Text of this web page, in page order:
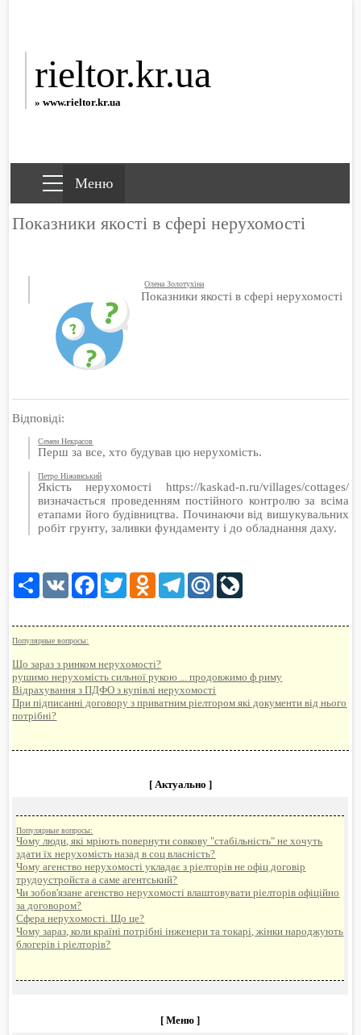
rieltor.kr.ua
» www.rieltor.kr.ua
Показники якості в сфері нерухомості
Олена Золотухіна
Показники якості в сфері нерухомості
Відповіді:
Семен Некрасов
Перш за все, хто будував цю нерухомість.
Петро Ніжинський
Якість нерухомості https://kaskad-n.ru/villages/cottages/
визначається проведенням постійного контролю за всіма
етапами його будівництва. Починаючи від вишукувальних
робіт грунту, заливки фундаменту і до обладнання даху.
Share VK Facebook
TwitterOdnoklassniki
TelegramMail.Ru
Популярные вопросы:
Що зараз з ринком нерухомості?
рушимо нерухомість сильної рукою ... продовжимо ф риму
Відрахування з ПДФО з купівлі нерухомості
При підписанні договору з приватним ріелтором які документи від нього
потрібні?
[ Актуально ]
Популярные вопросы:
Чому люди, які мріють повернути совкову "стабільність" не хочуть
здати їх нерухомість назад в соц власність?
Чому агенство нерухомості укладає з ріелторів не офіц договір
трудоустройста а саме агентський?
Чи зобов'язане агенство нерухомості влаштовувати ріелторів офіційно
за договором?
Сфера нерухомості. Що це?
Чому зараз, коли країні потрібні інженери та токарі, жінки народжують
блогерів і ріелторів?
[ Меню ]